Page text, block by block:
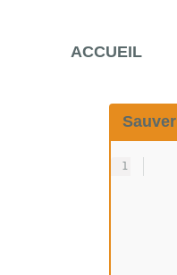
ACCUEIL
Sauver
1